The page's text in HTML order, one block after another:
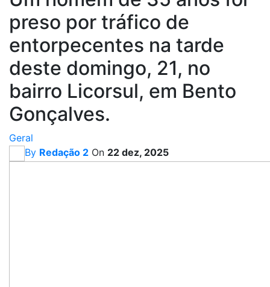
preso por tráfico de
entorpecentes na tarde
deste domingo, 21, no
bairro Licorsul, em Bento
Gonçalves.
Geral
By Redação 2 On 22 dez, 2025